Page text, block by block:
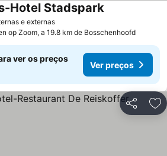
e externasVer preços
Hotel StadsparkVer preços
op Zoom, a 19.8 km de Bosschenhoofd
ver os preços
Ver preços
Partilhar